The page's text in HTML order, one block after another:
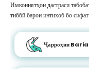
Имкониятҳои дастраси
тиббӣ барои интихоб бо
Ҷарроҳии